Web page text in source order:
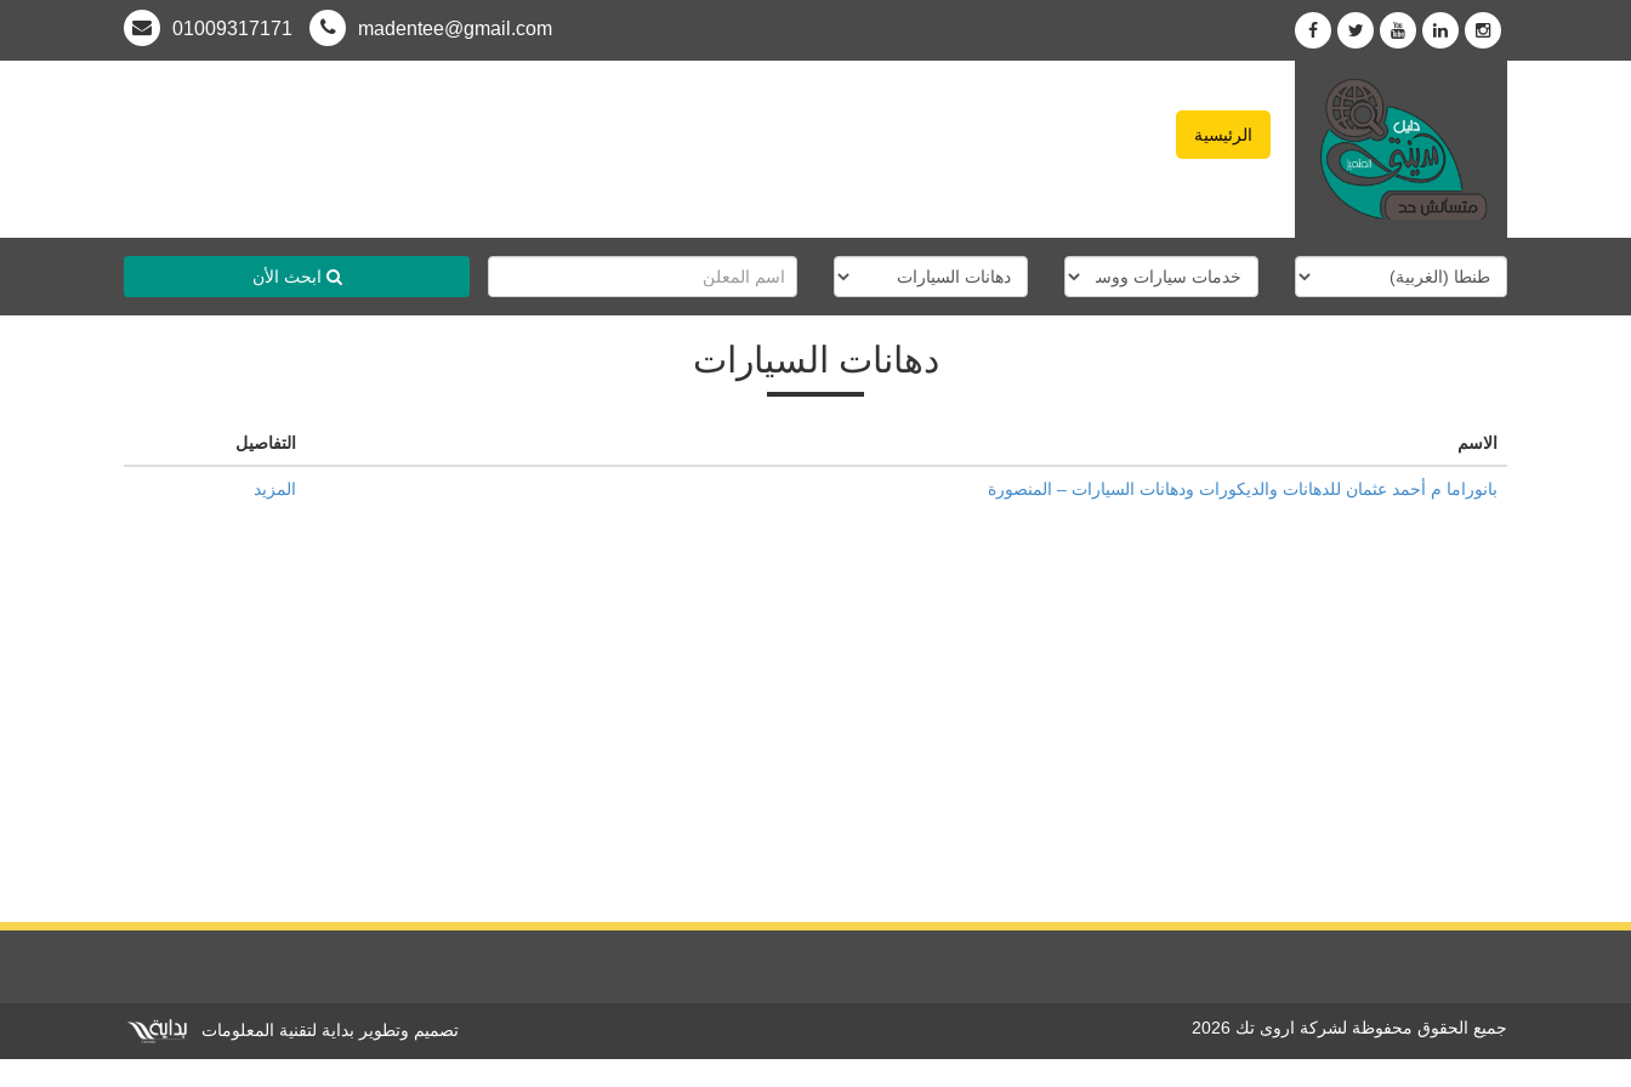
madentee@gmail.com
01009317171
الرئيسية
ابحث الأن
دهانات السيارات
الاسم التفاصيل
بانوراما م أحمد عثمان للدهانات والديكورات ودهانات السيارات – المنصورة المزيد
تصميم وتطوير بداية لتقنية المعلومات جميع الحقوق محفوظة لشركة اروى تك 2026